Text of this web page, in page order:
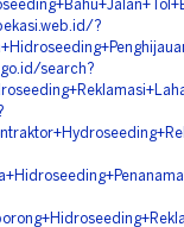
?
search?